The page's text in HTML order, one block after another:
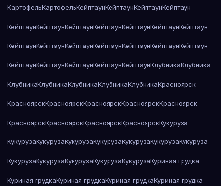
КартофельКартофельКейптаунКейптаунКейптаунКейптаун
КейптаунКейптаунКейптаунКейптаунКейптаунКейптаунКейптаун
КейптаунКейптаунКейптаунКейптаунКейптаунКейптаунКейптаун
КейптаунКейптаунКейптаунКейптаунКейптаунКлубникаКлубника
КлубникаКлубникаКлубникаКлубникаКлубникаКрасноярск
КрасноярскКрасноярскКрасноярскКрасноярскКрасноярск
КрасноярскКрасноярскКрасноярскКрасноярскКукуруза
КукурузаКукурузаКукурузаКукурузаКукурузаКукурузаКукуруза
КукурузаКукурузаКукурузаКукурузаКукурузаКуриная грудка
Куриная грудкаКуриная грудкаКуриная грудкаКуриная грудка